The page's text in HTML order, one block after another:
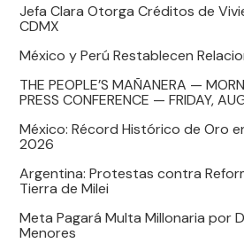
Jefa Clara Otorga Créditos de
CDMX
México y Perú Restablecen
THE PEOPLE’S MAÑANERA —
PRESS CONFERENCE — FRIDAY,
México: Récord Histórico de Oro
2026
Argentina: Protestas contra
Tierra de Milei
Meta Pagará Multa Millonaria por
Menores